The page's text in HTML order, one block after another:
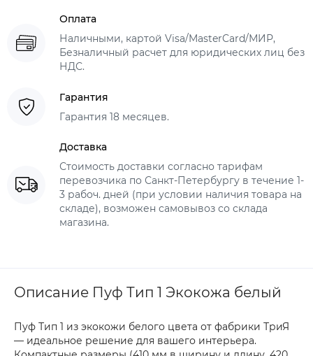
Оплата
Наличными, картой Visa/MasterCard/МИР,
Безналичный расчет для юридических лиц без
НДС.
Гарантия
Гарантия 18 месяцев.
Доставка
Стоимость доставки согласно тарифам
перевозчика по Санкт-Петербургу в течение 1-
3 рабоч. дней (при условии наличия товара на
складе), возможен самовывоз со склада
магазина.
Описание Пуф Тип 1 Экокожа белый
Пуф Тип 1 из экокожи белого цвета от фабрики ТриЯ
— идеальное решение для вашего интерьера.